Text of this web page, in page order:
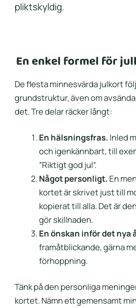
pliktskyldig.
En enkel formel för
De flesta minnesvärda julkort
grundstruktur, även om
det. Tre delar räcker långt:
En hälsningsfras. Inled
och igenkännbart, till
”Riktigt god jul”.
Något personligt. En
kortet är skrivet just till
kopierat till alla. Det är
gör skillnaden.
En önskan inför det nya
framåtblickande, gärna
förhoppning.
Tänk på den personliga
kortet. Nämn ett gemensamt